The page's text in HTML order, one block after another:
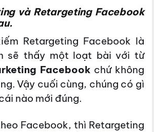
và Retargeting Facebook
Retargeting Facebook là
sẽ thấy một loạt bài với từ
Facebookchứ không
Vậy cuối cùng, chúng có gì
nào mới đúng.
Facebook, thì Retargeting